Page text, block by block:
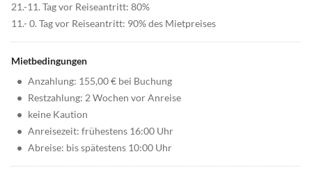
21.-11. Tag vor Reiseantritt: 80%
11.- 0. Tag vor Reiseantritt: 90% des Mietpreises
Mietbedingungen
• Anzahlung: 155,00 € bei Buchung
• Restzahlung: 2 Wochen vor Anreise
• keine Kaution
• Anreisezeit: frühestens 16:00 Uhr
• Abreise: bis spätestens 10:00 Uhr